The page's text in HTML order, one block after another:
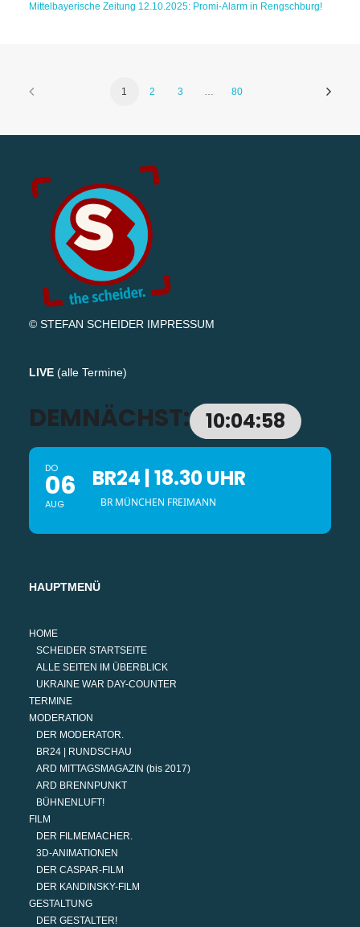
Mittelbayerische Zeitung 12.10.2025: Promi-Alarm in Rengschburg!
1 2 3 80
© STEFAN SCHEIDER IMPRESSUM
LIVE (alle Termine)
DEMNÄCHST: 10:04:58
DO
06
AUG
BR24 | 18.30 UHR
BR MÜNCHEN FREIMANN
HAUPTMENÜ
HOME
SCHEIDER STARTSEITE
ALLE SEITEN IM ÜBERBLICK
UKRAINE WAR DAY-COUNTER
TERMINE
MODERATION
DER MODERATOR.
BR24 | RUNDSCHAU
ARD MITTAGSMAGAZIN (bis 2017)
ARD BRENNPUNKT
BÜHNENLUFT!
FILM
DER FILMEMACHER.
3D-ANIMATIONEN
DER CASPAR-FILM
DER KANDINSKY-FILM
GESTALTUNG
DER GESTALTER!